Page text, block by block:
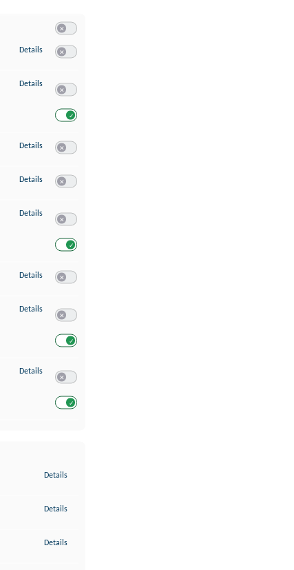
Details zu Speichern von oder Zugriff auf Informationen auf einem Endgerät
Details zu Verwendung reduzierter Daten zur Auswahl von Werbeanzeigen
Details zu Erstellung von Profilen für personalisierte Werbung
Details zu Verwendung von Profilen zur Auswahl personalisierter Werbung
Details zu Messung der Werbeleistung
Details zu Messung der Performance von Inhalten
Details zu Analyse von Zielgruppen durch Statistiken oder Kombinationen von
Details zu Entwicklung und Verbesserung der Angebote
Details
Details
Details